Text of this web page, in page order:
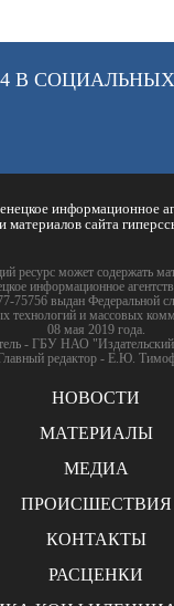
В
информационное
материалов сайта
ресурс может содержать
информационное
выдан Федеральной
технологий и массовых
08 мая 2019 года.
- ГБУ НАО
редактор - Е.Ю.
НОВОСТИ
МАТЕРИАЛЫ
МЕДИА
ПРОИСШЕСТВИЯ
КОНТАКТЫ
РАСЦЕНКИ